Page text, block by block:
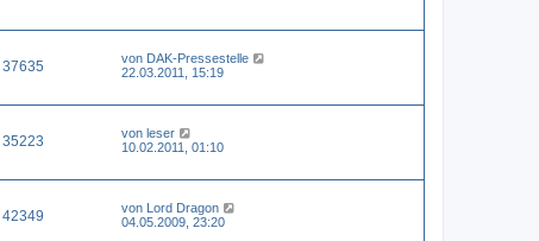
37635 von DAK-Pressestelle
22.03.2011, 15:19
35223 von leser
10.02.2011, 01:10
42349 von Lord Dragon
04.05.2009, 23:20